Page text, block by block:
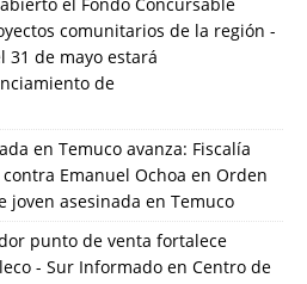
comunitarios de la región -
31 de mayo estará
de
en Temuco avanza: Fiscalía
Emanuel Ochoa en Orden
asesinada en Temuco
punto de venta fortalece
- Sur Informado en Centro de